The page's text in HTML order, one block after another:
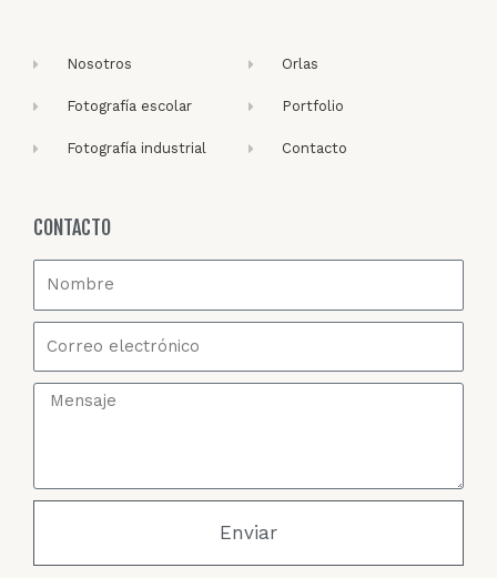
Nosotros
Fotografía escolar
Fotografía industrial
Orlas
Portfolio
Contacto
CONTACTO
Enviar